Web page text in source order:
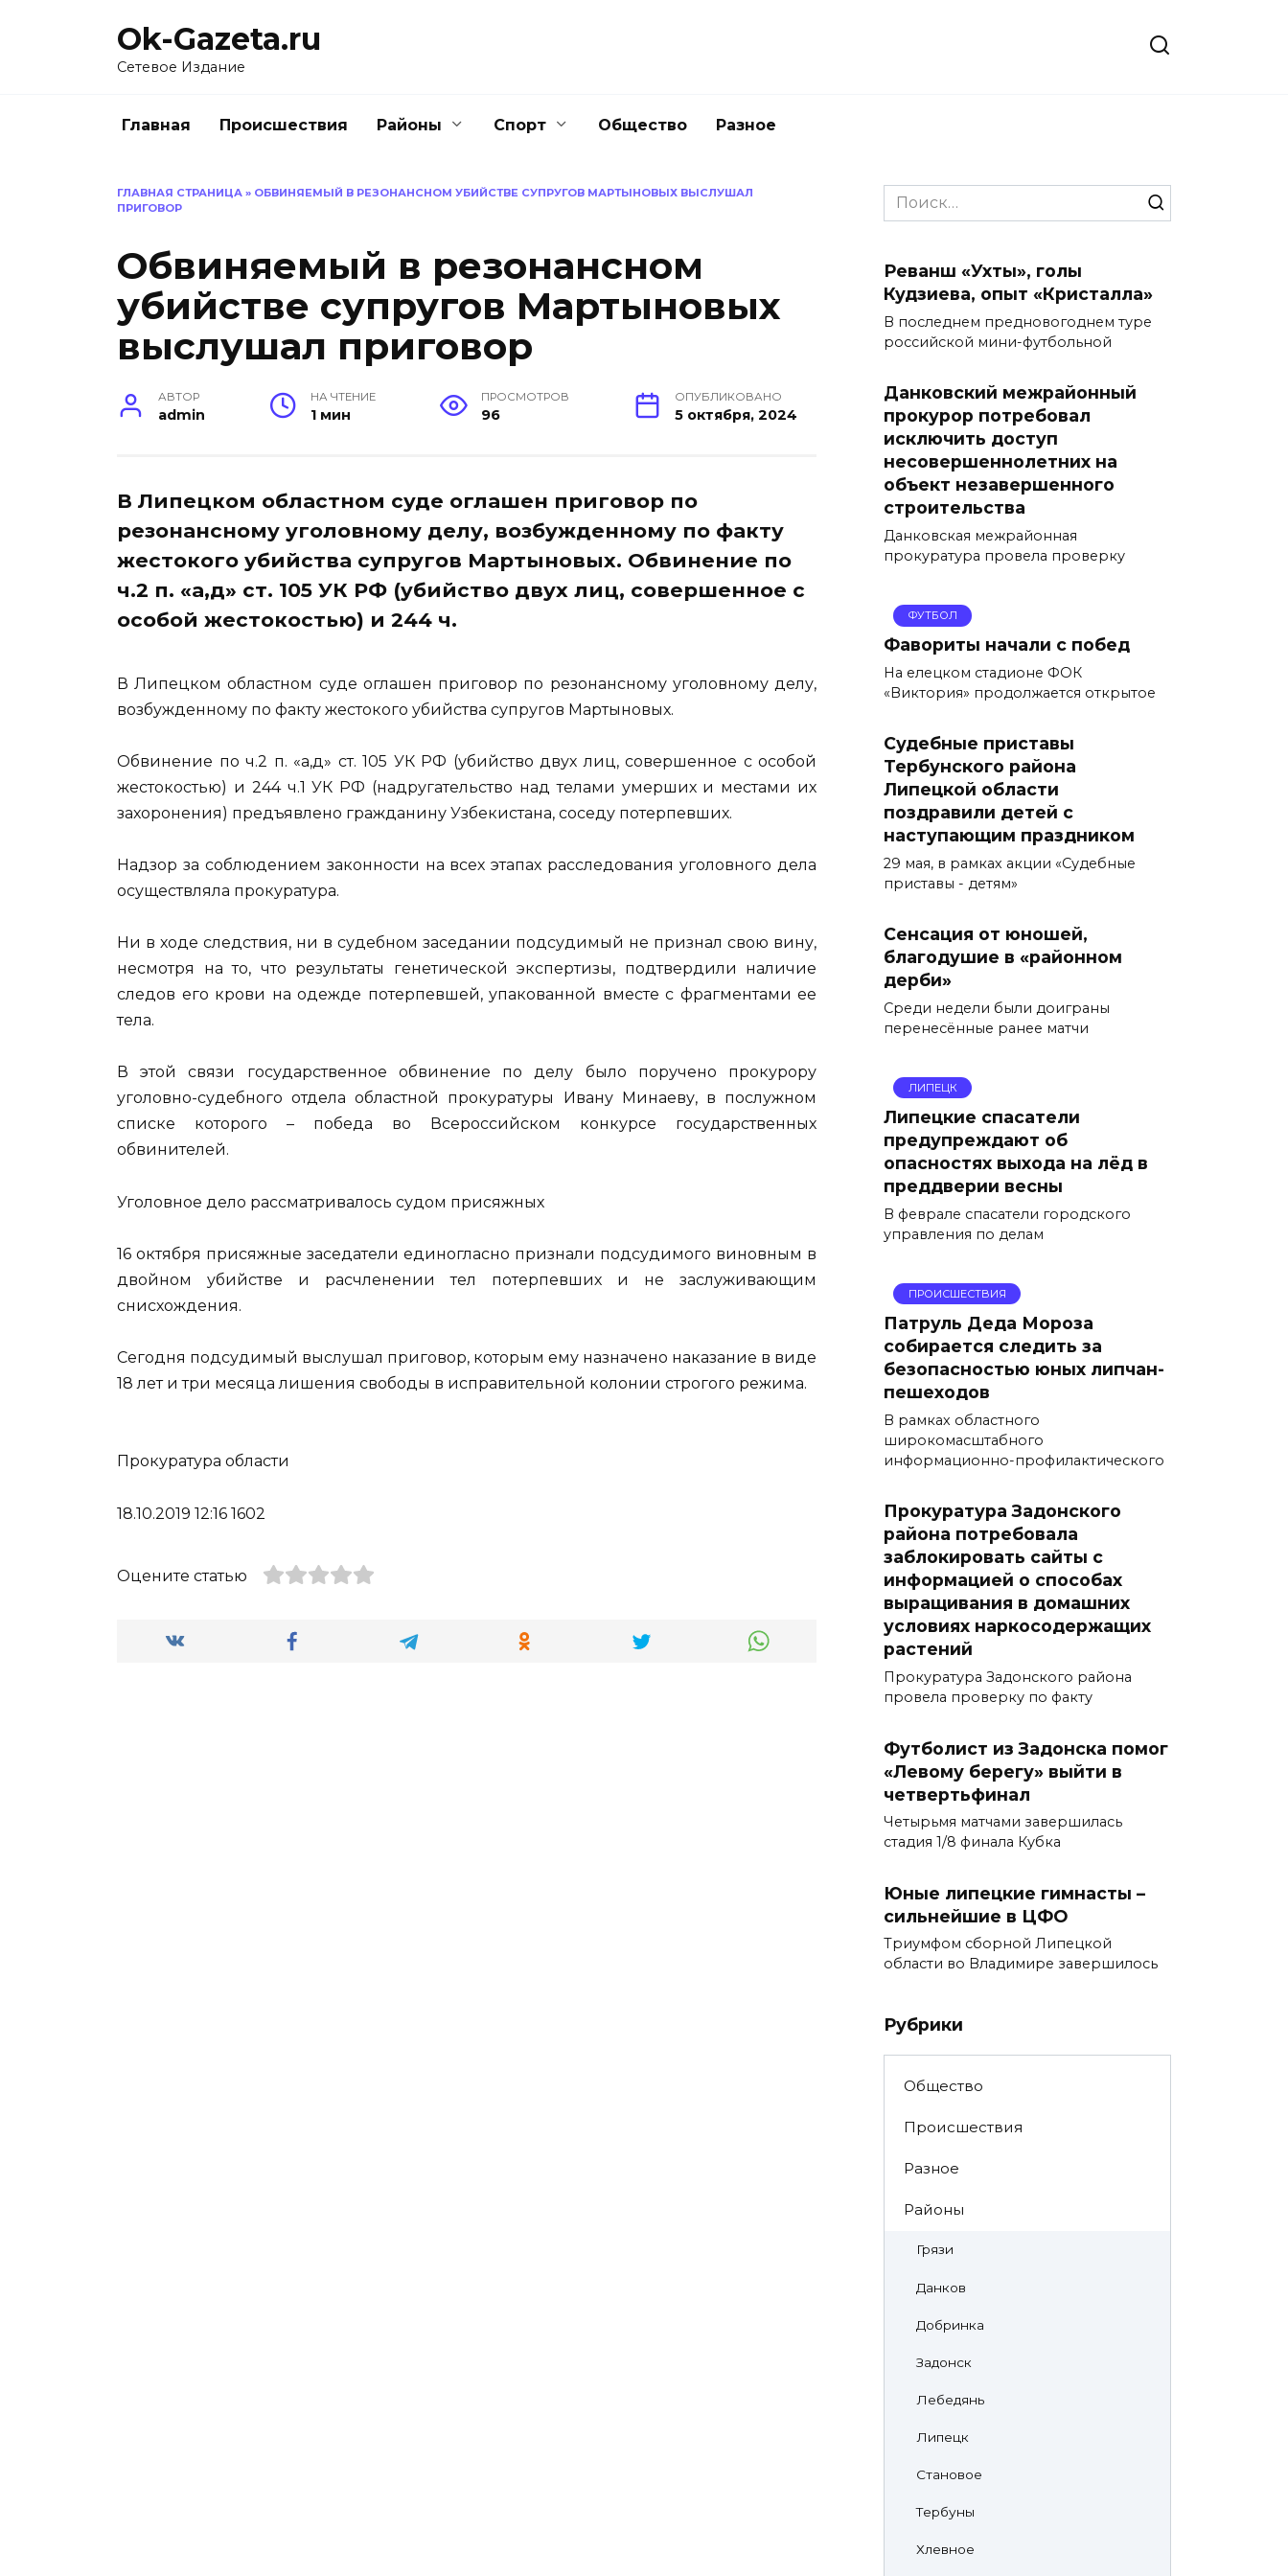
Ok-Gazeta.ru
Сетевое Издание
Главная Происшествия Районы Спорт Общество Разное
ГЛАВНАЯ СТРАНИЦА » ОБВИНЯЕМЫЙ В РЕЗОНАНСНОМ УБИЙСТВЕ СУПРУГОВ МАРТЫНОВЫХ ВЫСЛУШАЛ
ПРИГОВОР
Обвиняемый в резонансном
убийстве супругов Мартыновых
выслушал приговор
АВТОР
admin
НА ЧТЕНИЕ
1 мин
ПРОСМОТРОВ
96
ОПУБЛИКОВАНО
5 октября, 2024
В Липецком областном суде оглашен приговор по
резонансному уголовному делу, возбужденному по факту
жестокого убийства супругов Мартыновых. Обвинение по
ч.2 п. «а,д» ст. 105 УК РФ (убийство двух лиц, совершенное с
особой жестокостью) и 244 ч.
В Липецком областном суде оглашен приговор по резонансному уголовному делу,
возбужденному по факту жестокого убийства супругов Мартыновых.
Обвинение по ч.2 п. «а,д» ст. 105 УК РФ (убийство двух лиц, совершенное с особой
жестокостью) и 244 ч.1 УК РФ (надругательство над телами умерших и местами их
захоронения) предъявлено гражданину Узбекистана, соседу потерпевших.
Надзор за соблюдением законности на всех этапах расследования уголовного дела
осуществляла прокуратура.
Ни в ходе следствия, ни в судебном заседании подсудимый не признал свою вину,
несмотря на то, что результаты генетической экспертизы, подтвердили наличие
следов его крови на одежде потерпевшей, упакованной вместе с фрагментами ее
тела.
В этой связи государственное обвинение по делу было поручено прокурору
уголовно-судебного отдела областной прокуратуры Ивану Минаеву, в послужном
списке которого – победа во Всероссийском конкурсе государственных
обвинителей.
Уголовное дело рассматривалось судом присяжных
16 октября присяжные заседатели единогласно признали подсудимого виновным в
двойном убийстве и расчленении тел потерпевших и не заслуживающим
снисхождения.
Сегодня подсудимый выслушал приговор, которым ему назначено наказание в виде
18 лет и три месяца лишения свободы в исправительной колонии строгого режима.
Прокуратура области
18.10.2019 12:16 1602
Оцените статью
Search
for:
Реванш «Ухты», голы
Кудзиева, опыт «Кристалла»
В последнем предновогоднем туре
российской мини-футбольной
Данковский межрайонный
прокурор потребовал
исключить доступ
несовершеннолетних на
объект незавершенного
строительства
Данковская межрайонная
прокуратура провела проверку
ФУТБОЛ
Фавориты начали с побед
На елецком стадионе ФОК
«Виктория» продолжается открытое
Судебные приставы
Тербунского района
Липецкой области
поздравили детей с
наступающим праздником
29 мая, в рамках акции «Судебные
приставы - детям»
Сенсация от юношей,
благодушие в «районном
дерби»
Среди недели были доиграны
перенесённые ранее матчи
ЛИПЕЦК
Липецкие спасатели
предупреждают об
опасностях выхода на лёд в
преддверии весны
В феврале спасатели городского
управления по делам
ПРОИСШЕСТВИЯ
Патруль Деда Мороза
собирается следить за
безопасностью юных липчан-
пешеходов
В рамках областного
широкомасштабного
информационно-профилактического
Прокуратура Задонского
района потребовала
заблокировать сайты с
информацией о способах
выращивания в домашних
условиях наркосодержащих
растений
Прокуратура Задонского района
провела проверку по факту
Футболист из Задонска помог
«Левому берегу» выйти в
четвертьфинал
Четырьмя матчами завершилась
стадия 1/8 финала Кубка
Юные липецкие гимнасты –
сильнейшие в ЦФО
Триумфом сборной Липецкой
области во Владимире завершилось
Рубрики
Общество
Происшествия
Разное
Районы
Грязи
Данков
Добринка
Задонск
Лебедянь
Липецк
Становое
Тербуны
Хлевное